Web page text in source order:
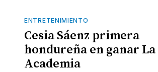
ENTRETENIMIENTO
Cesia Sáenz primera
hondureña en ganar La
Academia